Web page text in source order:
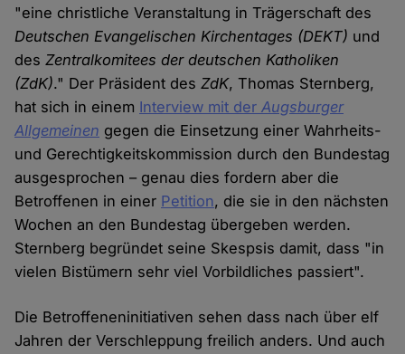
"eine christliche Veranstaltung in Trägerschaft des
Deutschen Evangelischen Kirchentages (DEKT) und
desZentralkomitees der deutschen Katholiken
(ZdK)." Der Präsident desZdK, Thomas Sternberg,
hat sich in einem Interview mit derAugsburger
Allgemeinen gegen die Einsetzung einer Wahrheits-
und Gerechtigkeitskommission durch den Bundestag
ausgesprochen – genau dies fordern aber die
Betroffenen in einer Petition, die sie in den nächsten
Wochen an den Bundestag übergeben werden.
Sternberg begründet seine Skespsis damit, dass "in
vielen Bistümern sehr viel Vorbildliches passiert".
Die Betroffeneninitiativen sehen dass nach über elf
Jahren der Verschleppung freilich anders. Und auch